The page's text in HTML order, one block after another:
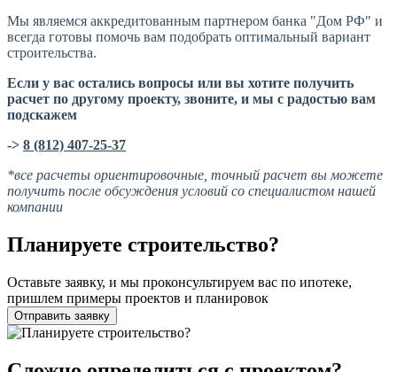
Мы являемся аккредитованным партнером банка "Дом РФ" и
всегда готовы помочь вам подобрать оптимальный вариант
строительства.
Если у вас остались вопросы или вы хотите получить
расчет по другому проекту, звоните, и мы с радостью вам
подскажем
-> 8 (812) 407-25-37
*все расчеты ориентировочные, точный расчет вы можете
получить после обсуждения условий со специалистом нашей
компании
Планируете строительство?
Оставьте заявку, и мы проконсультируем вас по ипотеке,
пришлем примеры проектов и планировок
Отправить заявку